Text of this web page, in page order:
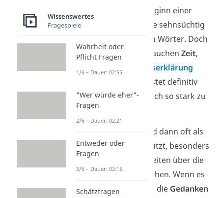
liebe dich“ folgt. Zu Beginn einer
Beziehung warten viele sehnsüchtig
auf die drei magischen Wörter. Doch
manche Menschen brauchenZeit,
um diese große
Liebeserklärung
auszusprechen. Es kostet definitiv
mehr Überwindung, sich so stark zu
öffnen.
„Ich hab dich lieb“ wird dann oft als
eine ArtVorstufe
genutzt, besonders
wenn noch Unsicherheiten über die
eigenen Gefühle bestehen. Wenn es
imBauch kribbelt und die Gedanken
Wissenswertes
Fragespiele
Wahrheit oder
Pflicht Fragen
1/6 – Dauer: 02:55
"Wer würde eher"-
Fragen
2/6 – Dauer: 02:21
Entweder oder
Fragen
3/6 – Dauer: 03:15
Schätzfragen